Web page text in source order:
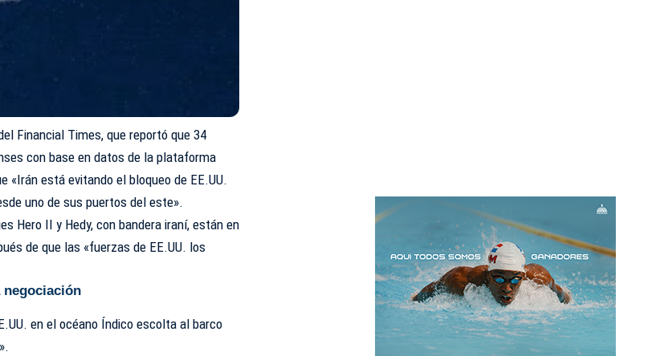
Financial Times, que reportó que 34
con base en datos de la plataforma
«Irán está evitando el bloqueo de EE.UU.
uno de sus puertos del este».
Hero II y Hedy, con bandera iraní, están en
de que las «fuerzas de EE.UU. los
negociación
en el océano Índico escolta al barco